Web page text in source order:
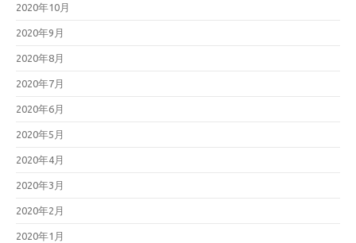
2020年10月
2020年9月
2020年8月
2020年7月
2020年6月
2020年5月
2020年4月
2020年3月
2020年2月
2020年1月